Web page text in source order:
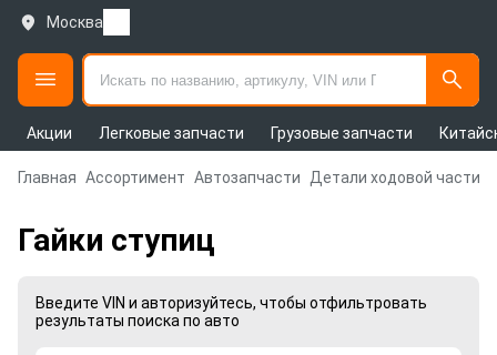
Москва
Акции Легковые запчасти Грузовые запчасти
Главная Ассортимент Автозапчасти Детали ходовой части и
Гайки ступиц
Введите VIN и авторизуйтесь, чтобы отфильтровать
результаты поиска по авто